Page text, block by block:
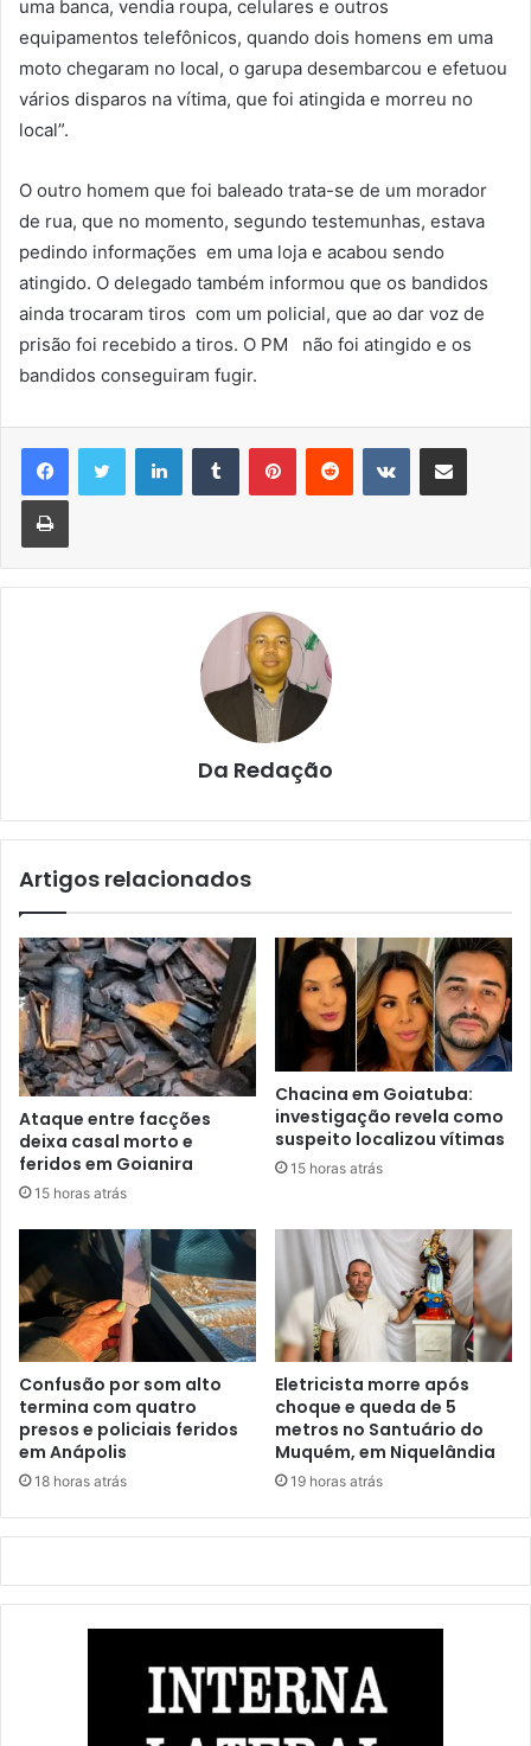
uma banca, vendia roupa, celulares e outros
equipamentos telefônicos, quando dois homens em uma
moto chegaram no local, o garupa desembarcou e efetuou
vários disparos na vítima, que foi atingida e morreu no
local”.
O outro homem que foi baleado trata-se de um morador
de rua, que no momento, segundo testemunhas, estava
pedindo informações em uma loja e acabou sendo
atingido. O delegado também informou que os bandidos
ainda trocaram tiros com um policial, que ao dar voz de
prisão foi recebido a tiros. O PM não foi atingido e os
bandidos conseguiram fugir.
LinkedinTumblr PinterestReddit VK Compartilhar via e-mail
Imprimir
Da Redação
Artigos relacionados
Ataque entre facções
deixa casal morto e
feridos em Goianira
15 horas atrás
Chacina em Goiatuba:
investigação revela como
suspeito localizou vítimas
15 horas atrás
Confusão por som alto
termina com quatro
presos e policiais feridos
em Anápolis
18 horas atrás
Eletricista morre após
choque e queda de 5
metros no Santuário do
Muquém, em Niquelândia
19 horas atrás